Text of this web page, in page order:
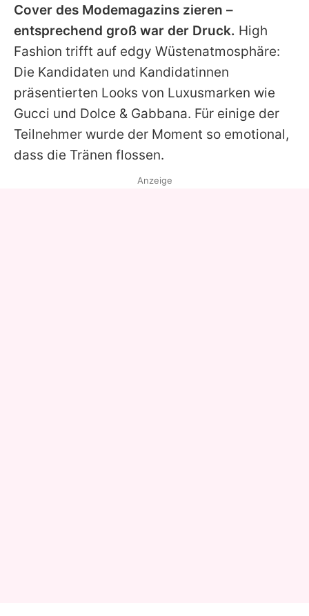
Cover des Modemagazins zieren –
entsprechend groß war der Druck. High
Fashion trifft auf edgy Wüstenatmosphäre:
Die Kandidaten und Kandidatinnen
präsentierten Looks von Luxusmarken wie
Gucci und Dolce & Gabbana. Für einige der
Teilnehmer wurde der Moment so emotional,
dass die Tränen flossen.
Anzeige